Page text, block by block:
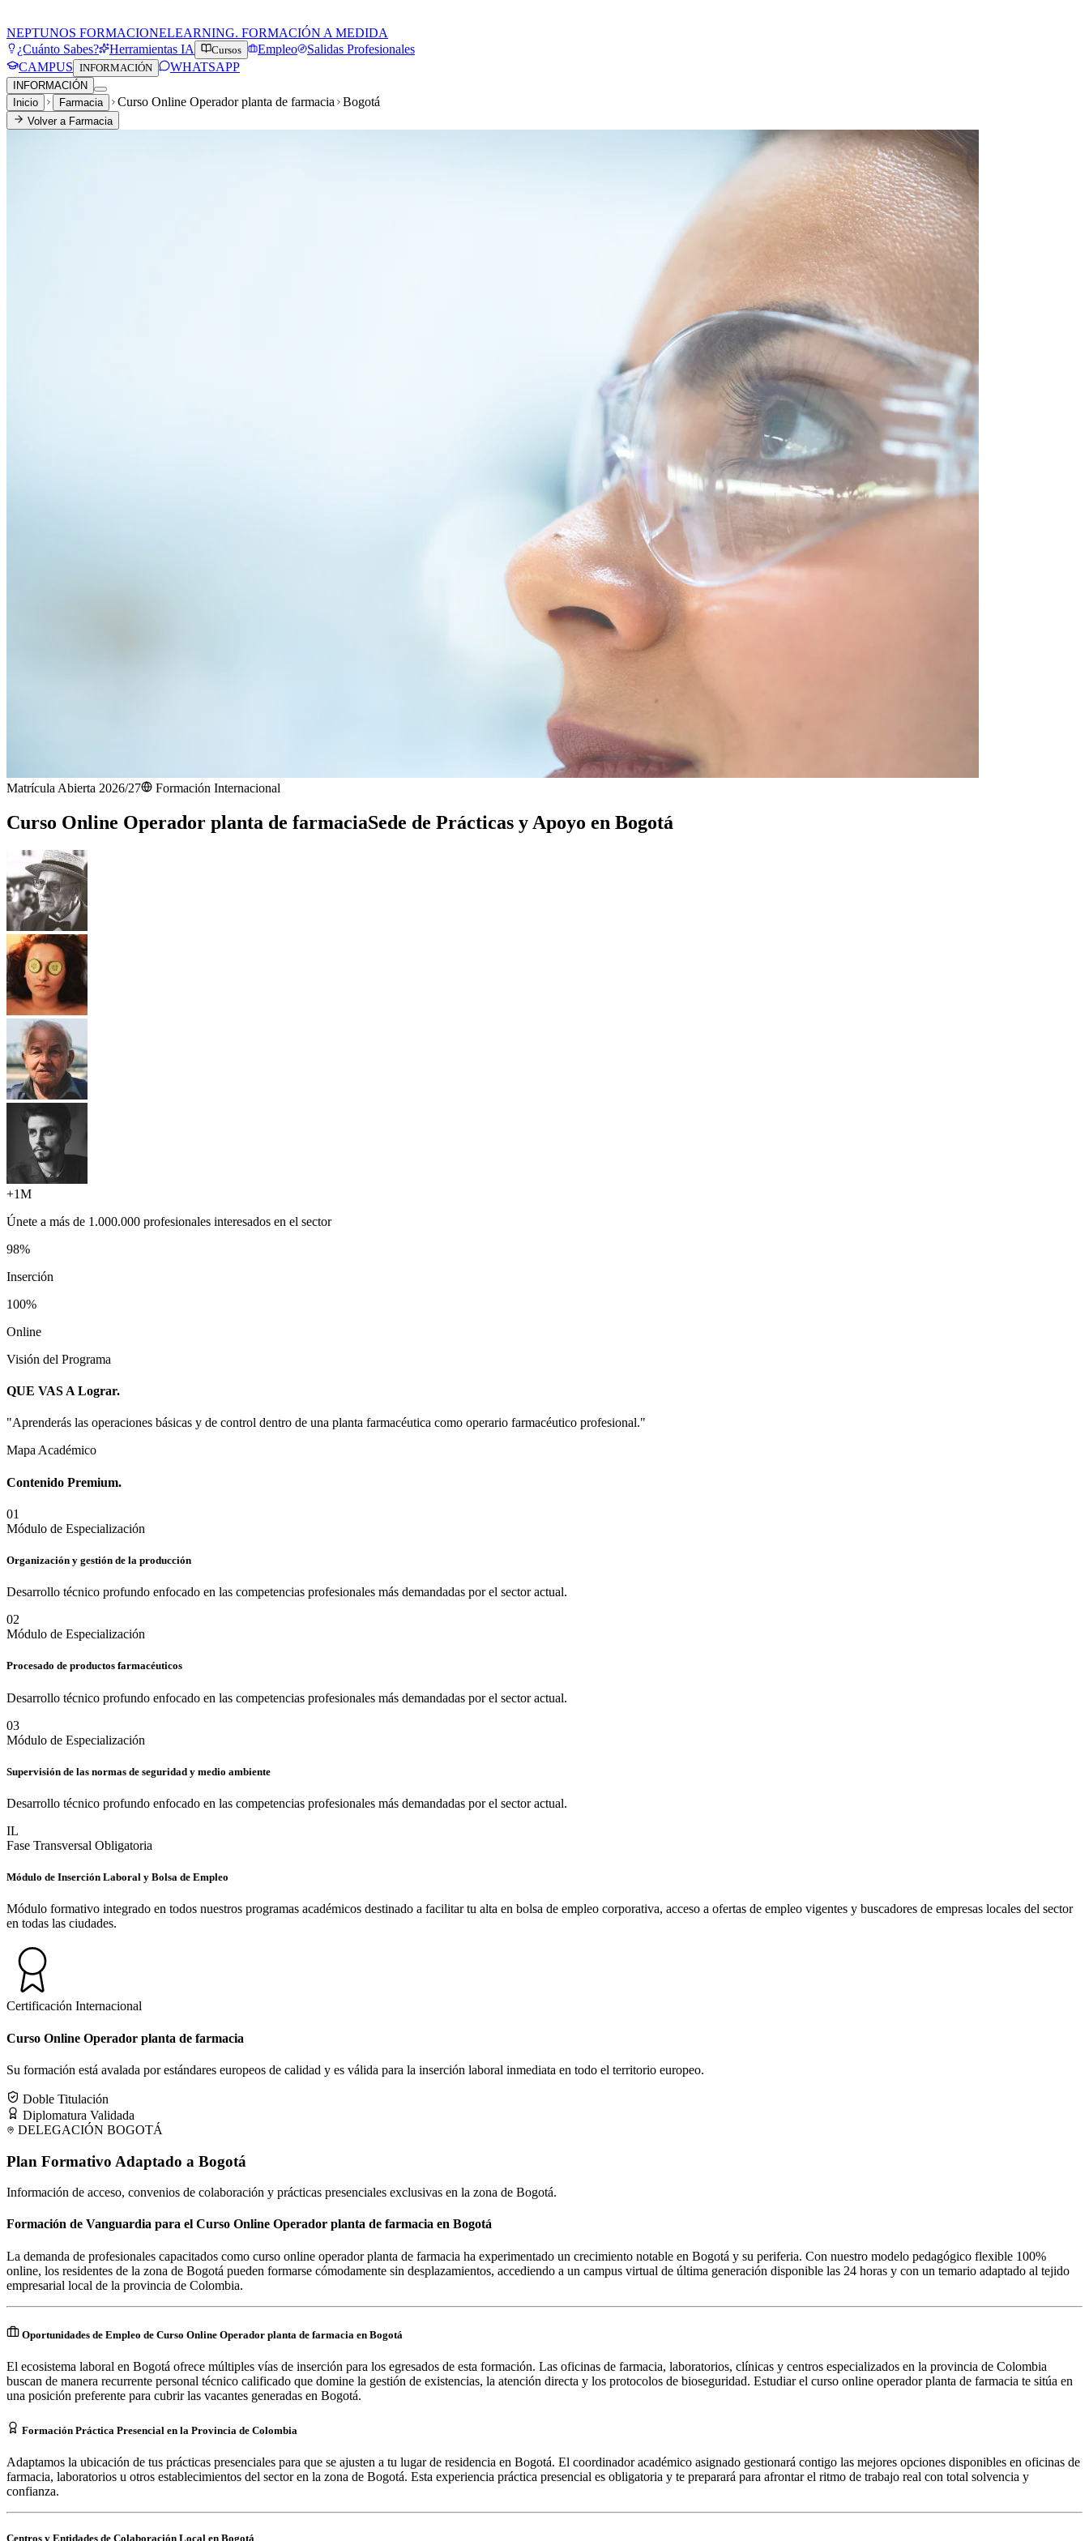
NEPTUNOS FORMACIONELEARNING. FORMACIÓN A MEDIDA
¿Cuánto Sabes?
Herramientas IA Cursos Empleo
Salidas Profesionales
CAMPUS INFORMACIÓN WHATSAPP
INFORMACIÓN
Inicio
Farmacia Curso Online Operador planta de farmacia Bogotá
Volver a Farmacia
Matrícula Abierta 2026/27 Formación Internacional
Curso Online Operador planta de farmaciaSede de Prácticas y Apoyo en Bogotá
+1M
Únete a más de 1.000.000 profesionales interesados en el sector
98%
Inserción
100%
Online
Visión del Programa
QUE VAS A Lograr.
"Aprenderás las operaciones básicas y de control dentro de una planta farmacéutica como operario farmacéutico profesional."
Mapa Académico
Contenido Premium.
01
Módulo de Especialización
Organización y gestión de la producción
Desarrollo técnico profundo enfocado en las competencias profesionales más demandadas por el sector actual.
02
Módulo de Especialización
Procesado de productos farmacéuticos
Desarrollo técnico profundo enfocado en las competencias profesionales más demandadas por el sector actual.
03
Módulo de Especialización
Supervisión de las normas de seguridad y medio ambiente
Desarrollo técnico profundo enfocado en las competencias profesionales más demandadas por el sector actual.
IL
Fase Transversal Obligatoria
Módulo de Inserción Laboral y Bolsa de Empleo
Módulo formativo integrado en todos nuestros programas académicos destinado a facilitar tu alta en bolsa de empleo corporativa, acceso a ofertas de empleo vigentes y buscadores de empresas locales del sector
en todas las ciudades.
Certificación Internacional
Curso Online Operador planta de farmacia
Su formación está avalada por estándares europeos de calidad y es válida para la inserción laboral inmediata en todo el territorio europeo.
Doble Titulación
Diplomatura Validada
DELEGACIÓN BOGOTÁ
Plan Formativo Adaptado a Bogotá
Información de acceso, convenios de colaboración y prácticas presenciales exclusivas en la zona de Bogotá.
Formación de Vanguardia para el Curso Online Operador planta de farmacia en Bogotá
La demanda de profesionales capacitados como curso online operador planta de farmacia ha experimentado un crecimiento notable en Bogotá y su periferia. Con nuestro modelo pedagógico flexible 100%
online, los residentes de la zona de Bogotá pueden formarse cómodamente sin desplazamientos, accediendo a un campus virtual de última generación disponible las 24 horas y con un temario adaptado al tejido
empresarial local de la provincia de Colombia.
Oportunidades de Empleo de Curso Online Operador planta de farmacia en Bogotá
El ecosistema laboral en Bogotá ofrece múltiples vías de inserción para los egresados de esta formación. Las oficinas de farmacia, laboratorios, clínicas y centros especializados en la provincia de Colombia
buscan de manera recurrente personal técnico calificado que domine la gestión de existencias, la atención directa y los protocolos de bioseguridad. Estudiar el curso online operador planta de farmacia te sitúa en
una posición preferente para cubrir las vacantes generadas en Bogotá.
Formación Práctica Presencial en la Provincia de Colombia
Adaptamos la ubicación de tus prácticas presenciales para que se ajusten a tu lugar de residencia en Bogotá. El coordinador académico asignado gestionará contigo las mejores opciones disponibles en oficinas de
farmacia, laboratorios u otros establecimientos del sector en la zona de Bogotá. Esta experiencia práctica presencial es obligatoria y te preparará para afrontar el ritmo de trabajo real con total solvencia y
confianza.
Centros y Entidades de Colaboración Local en Bogotá